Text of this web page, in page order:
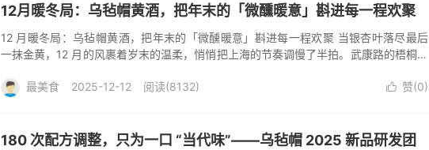
12月暖冬局：乌毡帽黄酒，把年末的「微醺暖意」斟进每一程欢聚
12 月暖冬局：乌毡帽黄酒，把年末的「微醺暖意」斟进每一程欢聚 当银杏叶落尽最后
一抹金黄，12 月的风裹着岁末的温柔，悄悄把上海的节奏调慢了半拍。武康路的梧桐枝
的暖...
 赞(0)
最美食 2025-12-12 阅读(8132)
180 次配方调整，只为一口 “当代味”——乌毡帽 2025 新品研发团